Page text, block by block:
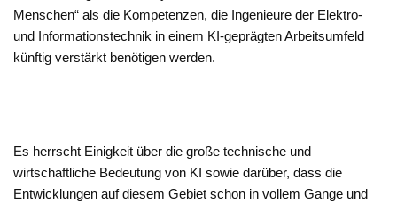
Menschen“ als die Kompetenzen, die Ingenieure der Elektro-
und Informationstechnik in einem KI-geprägten Arbeitsumfeld
künftig verstärkt benötigen werden.
Es herrscht Einigkeit über die große technische und
wirtschaftliche Bedeutung von KI sowie darüber, dass die
Entwicklungen auf diesem Gebiet schon in vollem Gange und